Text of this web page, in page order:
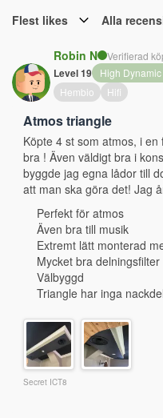
Flest likes Alla
Robin N Verifierad
Level 19
High
Hembio
Hifi
Atmos triangle
Köpte 4 st som atmos, i
bra ! Även väldigt bra i
byggde jag egna lådor till
att man ska göra det! Jag
Perfekt för atmos
Även bra till musik
Extremt lätt monterad
Mycket bra delningsfilter
Välbyggd
Triangle har inga
Secret ICT8